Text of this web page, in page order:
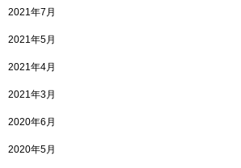
2021年7月
2021年5月
2021年4月
2021年3月
2020年6月
2020年5月